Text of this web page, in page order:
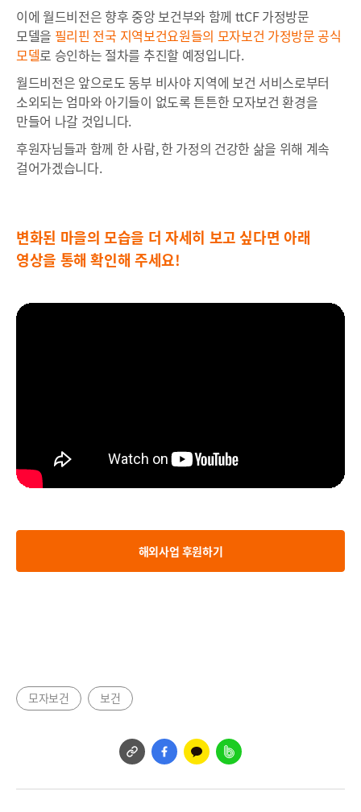
이에 월드비전은 향후 중앙 보건부와 함께 ttCF 가정방문
모델을 필리핀 전국 지역보건요원들의 모자보건 가정방문 공식
모델로 승인하는 절차를 추진할 예정입니다.
월드비전은 앞으로도 동부 비사야 지역에 보건 서비스로부터
소외되는 엄마와 아기들이 없도록 튼튼한 모자보건 환경을
만들어 나갈 것입니다.
후원자님들과 함께 한 사람, 한 가정의 건강한 삶을 위해 계속
걸어가겠습니다.
변화된 마을의 모습을 더 자세히 보고 싶다면 아래
영상을 통해 확인해 주세요!
해외사업 후원하기
모자보건 보건